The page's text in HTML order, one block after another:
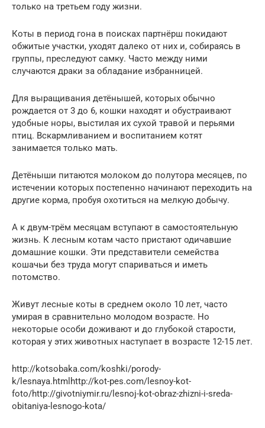
только на третьем году жизни.
Коты в период гона в поисках партнёрш покидают
обжитые участки, уходят далеко от них и, собираясь в
группы, преследуют самку. Часто между ними
случаются драки за обладание избранницей.
Для выращивания детёнышей, которых обычно
рождается от 3 до 6, кошки находят и обустраивают
удобные норы, выстилая их сухой травой и перьями
птиц. Вскармливанием и воспитанием котят
занимается только мать.
Детёныши питаются молоком до полутора месяцев, по
истечении которых постепенно начинают переходить на
другие корма, пробуя охотиться на мелкую добычу.
А к двум-трём месяцам вступают в самостоятельную
жизнь. К лесным котам часто пристают одичавшие
домашние кошки. Эти представители семейства
кошачьи без труда могут спариваться и иметь
потомство.
Живут лесные коты в среднем около 10 лет, часто
умирая в сравнительно молодом возрасте. Но
некоторые особи доживают и до глубокой старости,
которая у этих животных наступает в возрасте 12-15 лет.
http://kotsobaka.com/koshki/porody-
k/lesnaya.htmlhttp://kot-pes.com/lesnoy-kot-
foto/http://givotniymir.ru/lesnoj-kot-obraz-zhizni-i-sreda-
obitaniya-lesnogo-kota/